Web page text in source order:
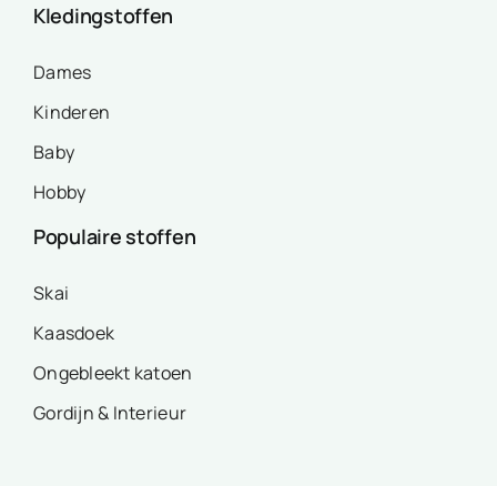
Kledingstoffen
Dames
Kinderen
Baby
Hobby
Populaire stoffen
Skai
Kaasdoek
Ongebleekt katoen
Gordijn & Interieur